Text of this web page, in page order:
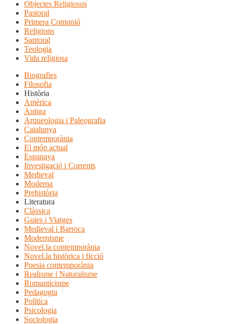
Objectes Religiosos
Pastoral
Primera Comunió
Religions
Santoral
Teologia
Vida religiosa
Biografies
Filosofia
Història
Amèrica
Antiga
Arqueologia i Paleografia
Catalunya
Contemporània
El món actual
Espanaya
Investigació i Corrents
Medieval
Moderna
Prehistòria
Literatura
Clàssica
Guies i Viatges
Medieval i Barroca
Modernisme
Novel.la contemporània
Novel.la històrica i ficció
Poesia contemporània
Realisme i Naturalisme
Romanticisme
Pedagogia
Política
Psicologia
Sociologia